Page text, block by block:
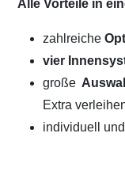
Alle Vorteile in
zahlreiche
vier
große
Extra
individuell und